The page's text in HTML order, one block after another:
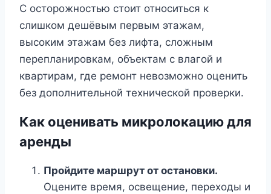
С осторожностью стоит относиться к
слишком дешёвым первым этажам,
высоким этажам без лифта, сложным
перепланировкам, объектам с влагой и
квартирам, где ремонт невозможно оценить
без дополнительной технической проверки.
Как оценивать микролокацию для
аренды
Пройдите маршрут от остановки.
Оцените время, освещение, переходы и